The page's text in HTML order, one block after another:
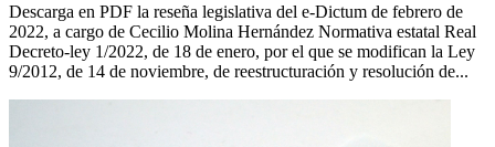
Descarga en PDF la reseña legislativa del e-Dictum de febrero de
2022, a cargo de Cecilio Molina Hernández Normativa estatal Real
Decreto-ley 1/2022, de 18 de enero, por el que se modifican la Ley
9/2012, de 14 de noviembre, de reestructuración y resolución de...